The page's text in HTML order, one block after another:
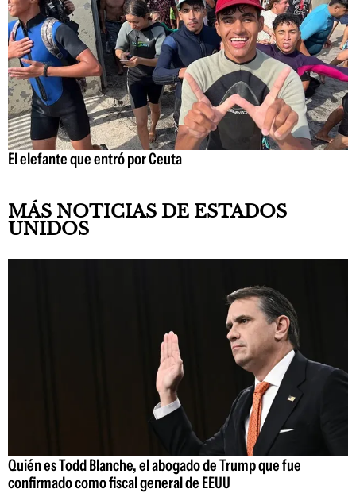
El elefante que entró por Ceuta
MÁS NOTICIAS DE ESTADOS
UNIDOS
Quién es Todd Blanche, el abogado de Trump que fue
confirmado como fiscal general de EEUU